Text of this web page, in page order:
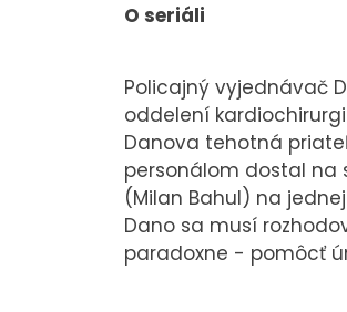
O seriáli
Policajný vyjednávač
oddelení
Danova tehotná
personálom dostal na
(Milan Bahul) na
Dano sa musí
paradoxne - pomôcť